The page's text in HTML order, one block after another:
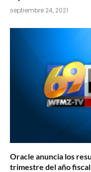
septiembre 24, 2021
Oracle anuncia los
trimestre del año